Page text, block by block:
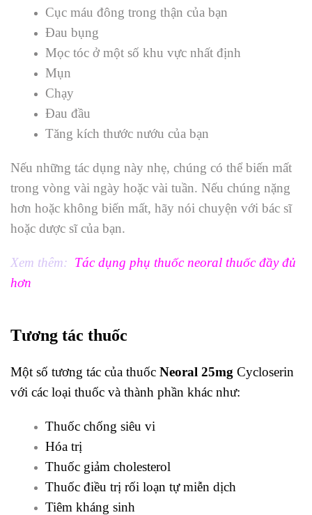
Cục máu đông trong thận của bạn
Đau bụng
Mọc tóc ở một số khu vực nhất định
Mụn
Chạy
Đau đầu
Tăng kích thước nướu của bạn
Nếu những tác dụng này nhẹ, chúng có thể biến mất
trong vòng vài ngày hoặc vài tuần. Nếu chúng nặng
hơn hoặc không biến mất, hãy nói chuyện với bác sĩ
hoặc dược sĩ của bạn.
Xem thêm: Tác dụng phụ thuốc neoral thuốc đầy đủ
hơn
Tương tác thuốc
Một số tương tác của thuốc Neoral 25mg Cycloserin
với các loại thuốc và thành phần khác như:
Thuốc chống siêu vi
Hóa trị
Thuốc giảm cholesterol
Thuốc điều trị rối loạn tự miễn dịch
Tiêm kháng sinh